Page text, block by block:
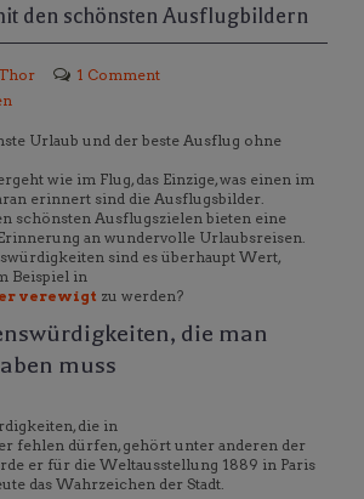
den schönsten Ausflugbildern
Thor
1 Comment
Urlaub und der beste Ausflug ohne
wie im Flug, das Einzige, was einen im
erinnert sind die Ausflugsbilder.
schönsten Ausflugszielen bieten eine
an wundervolle Urlaubsreisen.
sind es überhaupt Wert,
Beispiel in
verewigt zu werden?
die man
muss
die in
fehlen dürfen, gehört unter anderen der
er für die Weltausstellung 1889 in Paris
das Wahrzeichen der Stadt.